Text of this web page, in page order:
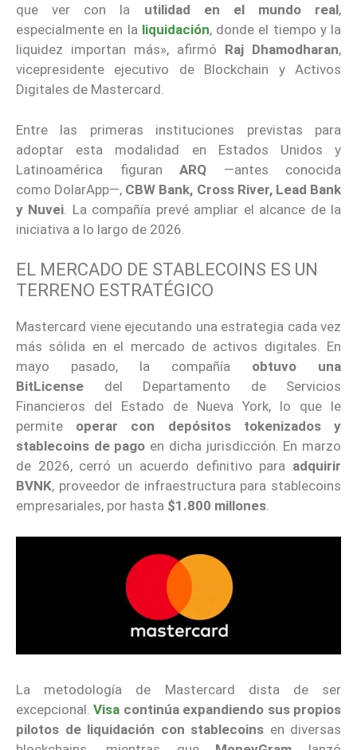
que ver con la utilidad en el mundo real,
especialmente en la liquidación, donde el tiempo y la
liquidez importan más», afirmó Raj Dhamodharan,
vicepresidente ejecutivo de Blockchain y Activos
Digitales de Mastercard.
Entre las primeras instituciones previstas para
adoptar esta modalidad en Estados Unidos y
Latinoamérica figuran ARQ —antes conocida
como DolarApp—, CBW Bank, Cross River, Lead Bank
y Nuvei . La compañía prevé ampliar el alcance de la
iniciativa a lo largo de 2026.
EL MERCADO DE STABLECOINS ES UN
TERRENO ESTRATÉGICO
Mastercard viene ejecutando una estrategia cada vez
más sólida en el mercado de activos digitales. En
mayo pasado, la compañía obtuvo una
BitLicense del Departamento de Servicios
Financieros del Estado de Nueva York, lo que le
permite operar con depósitos tokenizados y
stablecoins de pago en dicha jurisdicción. En marzo
de 2026, cerró un acuerdo definitivo para adquirir
BVNK, proveedor de infraestructura para stablecoins
empresariales, por hasta $1.800 millones.
La metodología de Mastercard dista de ser
excepcional.Visa continúa expandiendo sus propios
pilotos de liquidación con stablecoins en diversas